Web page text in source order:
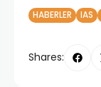
HABERLER
IAS
Shares: